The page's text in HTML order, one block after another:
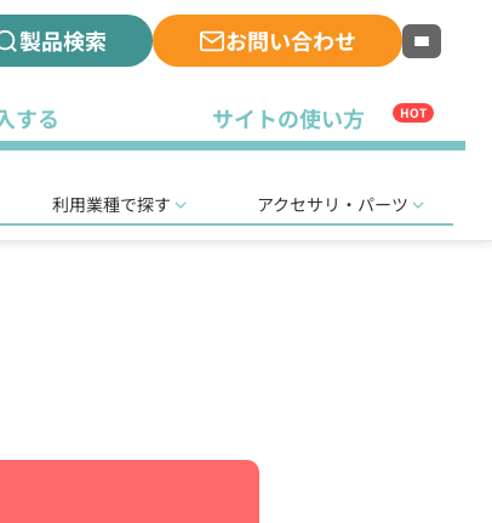
製品検索 お問い合わせ
する サイトの使い方 HOT
利用業種で探す アクセサリ・パーツ